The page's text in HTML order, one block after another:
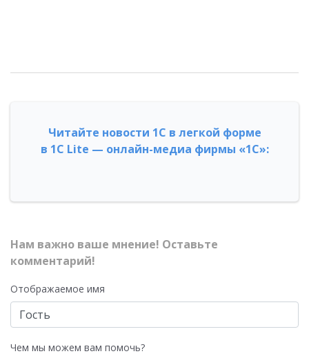
Читайте новости 1С в легкой форме
в 1С Lite — онлайн-медиа фирмы «1С»:
Нам важно ваше мнение! Оставьте
комментарий!
Отображаемое имя
Чем мы можем вам помочь?